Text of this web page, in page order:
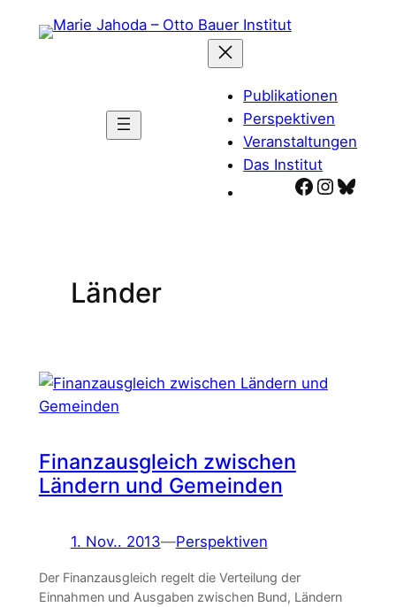
Inhalt
Publikationen
Perspektiven
Veranstaltungen
Das Institut
Facebook
Länder
Finanzausgleich zwischen
Ländern und Gemeinden
1. Nov.. 2013—Perspektiven
Der Finanzausgleich regelt die Verteilung der
Einnahmen und Ausgaben zwischen Bund, Ländern